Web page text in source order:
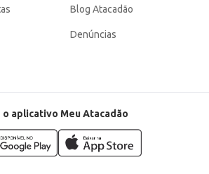
Blog Atacadão
Denúncias
o aplicativo Meu Atacadão